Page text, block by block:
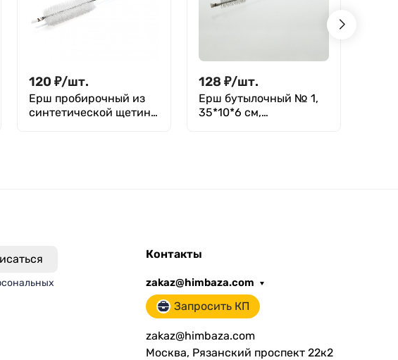
120 ₽/шт.
Ерш пробирочный из
синтетической щетины
128 ₽/шт.
Ерш бутылочный № 1,
35*10*6 см,
Контакты
zakaz@himbaza.com
Запросить КП
zakaz@himbaza.com
Москва, Рязанский проспект 22к2